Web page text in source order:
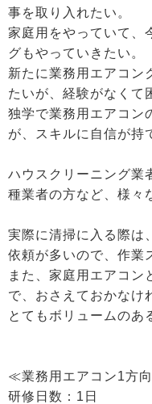
事を取り入れたい。
家庭用をやっていて、
グもやっていきたい。
新たに業務用エアコン
たいが、経験がなくて
独学で業務用エアコン
が、スキルに自信が持
ハウスクリーニング業
種業者の方など、様々
実際に清掃に入る際は
依頼が多いので、作業
また、家庭用エアコン
で、おさえておかなけ
とてもボリュームのあ
≪業務用エアコン1方
研修日数：1日